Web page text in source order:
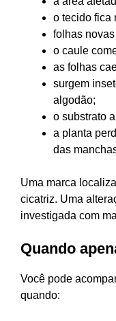
o tecido fica
folhas
o caule
as folhas
surgem
algodão;
o substrato
a planta
das
Uma marca
cicatriz. Uma
investigada com
Quando
Você pode
quando: